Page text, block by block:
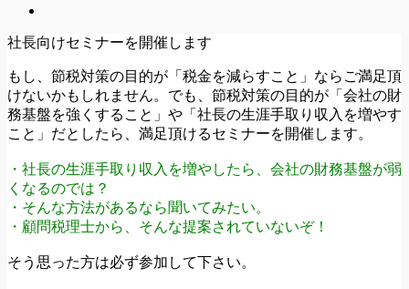
社長向けセミナーを開催します
もし、節税対策の目的が「税金を減らすこと」ならご満足頂
けないかもしれません。でも、節税対策の目的が「会社の財
務基盤を強くすること」や「社長の生涯手取り収入を増やす
こと」だとしたら、満足頂けるセミナーを開催します。
・社長の生涯手取り収入を増やしたら、会社の財務基盤が弱
くなるのでは？
・そんな方法があるなら聞いてみたい。
・顧問税理士から、そんな提案されていないぞ！
そう思った方は必ず参加して下さい。